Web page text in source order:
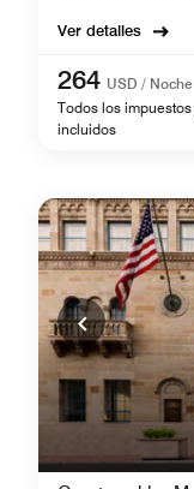
Ver detalles
264 USD / Noche
Todos los
incluidos